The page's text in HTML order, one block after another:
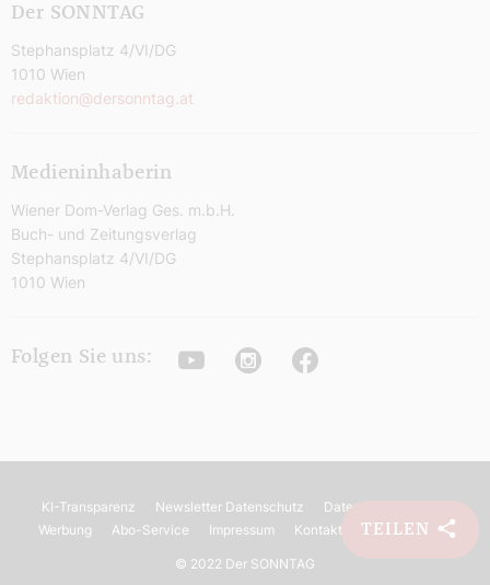
TEILEN
Der SONNTAG
Stephansplatz 4/VI/DG
1010 Wien
redaktion@dersonntag.at
Medieninhaberin
Wiener Dom-Verlag Ges. m.b.H.
Buch- und Zeitungsverlag
Stephansplatz 4/VI/DG
1010 Wien
Folgen Sie uns: YoutubeInstagramFacebook
KI-Transparenz Newsletter Datenschutz Datenschutz
Werbung
Abo-Service Impressum Kontakt Barrierefreiheit
© 2022 Der SONNTAG